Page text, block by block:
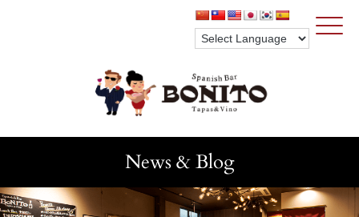
Click
News & Blog